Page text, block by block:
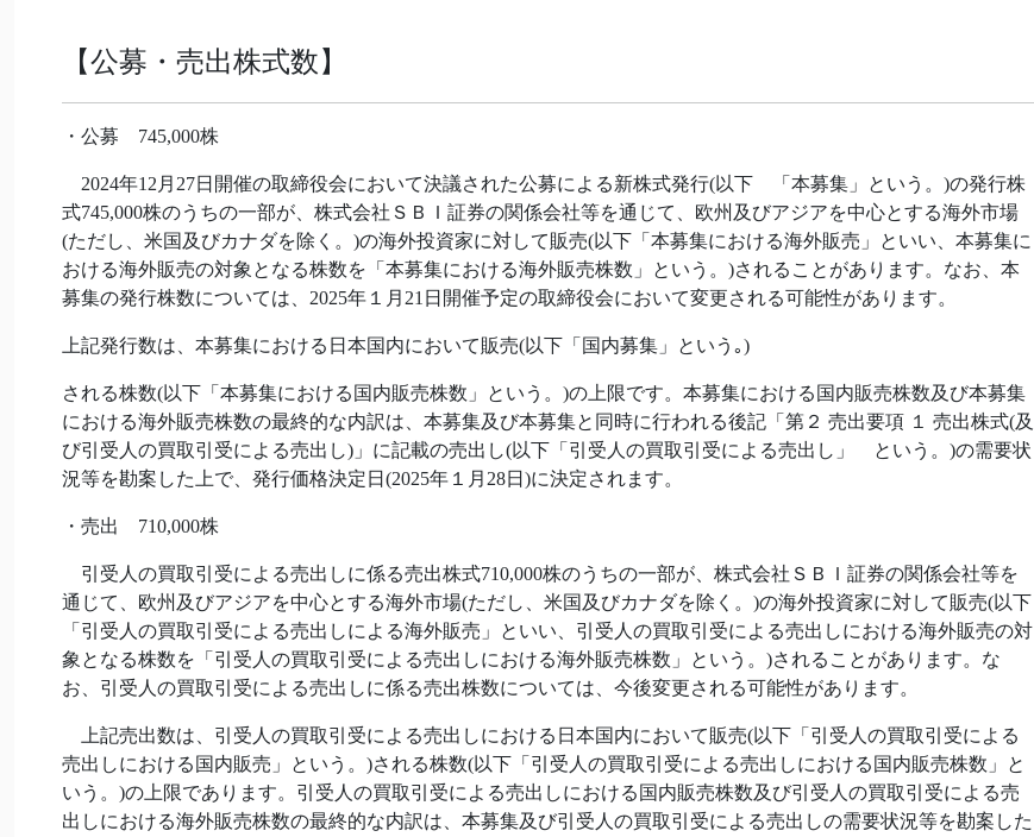
【公募・売出株式数】
・公募 745,000株
2024年12月27日開催の取締役会において決議された公募による新株式発行(以下 「本募集」という。)の発行株
式745,000株のうちの一部が、株式会社ＳＢＩ証券の関係会社等を通じて、欧州及びアジアを中心とする海外市場
(ただし、米国及びカナダを除く。)の海外投資家に対して販売(以下「本募集における海外販売」といい、本募集に
おける海外販売の対象となる株数を「本募集における海外販売株数」という。)されることがあります。なお、本
募集の発行株数については、2025年１月21日開催予定の取締役会において変更される可能性があります。
上記発行数は、本募集における日本国内において販売(以下「国内募集」という｡)
される株数(以下「本募集における国内販売株数」という。)の上限です。本募集における国内販売株数及び本募集
における海外販売株数の最終的な内訳は、本募集及び本募集と同時に行われる後記「第２ 売出要項 １ 売出株式(及
び引受人の買取引受による売出し)」に記載の売出し(以下「引受人の買取引受による売出し」 という。)の需要状
況等を勘案した上で、発行価格決定日(2025年１月28日)に決定されます。
・売出 710,000株
引受人の買取引受による売出しに係る売出株式710,000株のうちの一部が、株式会社ＳＢＩ証券の関係会社等を
通じて、欧州及びアジアを中心とする海外市場(ただし、米国及びカナダを除く。)の海外投資家に対して販売(以下
「引受人の買取引受による売出しによる海外販売」といい、引受人の買取引受による売出しにおける海外販売の対
象となる株数を「引受人の買取引受による売出しにおける海外販売株数」という。)されることがあります。な
お、引受人の買取引受による売出しに係る売出株数については、今後変更される可能性があります。
上記売出数は、引受人の買取引受による売出しにおける日本国内において販売(以下「引受人の買取引受による
売出しにおける国内販売」という。)される株数(以下「引受人の買取引受による売出しにおける国内販売株数」と
いう。)の上限であります。引受人の買取引受による売出しにおける国内販売株数及び引受人の買取引受による売
出しにおける海外販売株数の最終的な内訳は、本募集及び引受人の買取引受による売出しの需要状況等を勘案した